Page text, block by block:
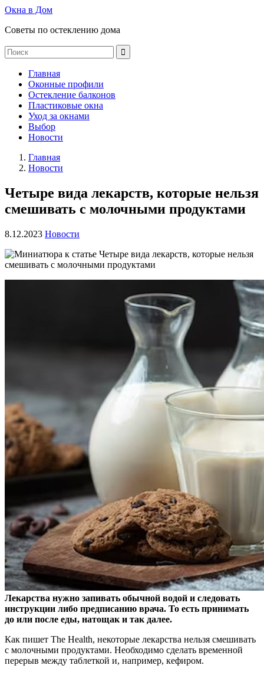
Окна в Дом
Советы по остеклению дома
Главная
Оконные профили
Остекление балконов
Пластиковые окна
Уход за окнами
Выбор
Новости
Главная
Новости
Четыре вида лекарств, которые нельзя
смешивать с молочными продуктами
8.12.2023 Новости
Лекарства нужно запивать обычной водой и следовать
инструкции либо предписанию врача. То есть принимать
до или после еды, натощак и так далее.
Как пишет The Health, некоторые лекарства нельзя смешивать
с молочными продуктами. Необходимо сделать временной
перерыв между таблеткой и, например, кефиром.